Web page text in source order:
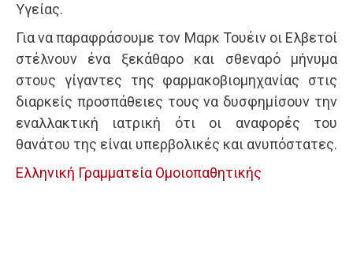
Υγείας.
Για να παραφράσουμε τον Μαρκ Τουέιν οι Ελβετοί
στέλνουν ένα ξεκάθαρο και σθεναρό μήνυμα
στους γίγαντες της φαρμακοβιομηχανίας στις
διαρκείς προσπάθειες τους να δυσφημίσουν την
εναλλακτική ιατρική ότι οι αναφορές του
θανάτου της είναι υπερβολικές και ανυπόστατες.
Ελληνική Γραμματεία Ομοιοπαθητικής